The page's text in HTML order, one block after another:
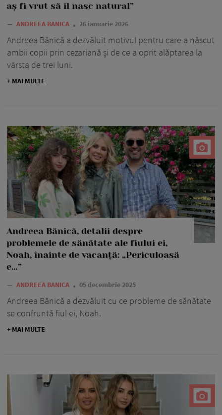
aș fi vrut să îl nasc natural”
— ANDREEA BANICA 26 ianuarie 2026
Andreea Bănică a dezvăluit motivul pentru care a născut
ambii copii prin cezariană și de ce a oprit alăptarea la
vârsta de trei luni.
+ MAI MULTE
Andreea Bănică, detalii despre
problemele de sănătate ale fiului ei,
Noah, înainte de vacanță: „Periculoasă
e…”
— ANDREEA BANICA 05 decembrie 2025
Andreea Bănică a dezvăluit cu ce probleme de sănătate
se confruntă fiul ei, Noah.
+ MAI MULTE